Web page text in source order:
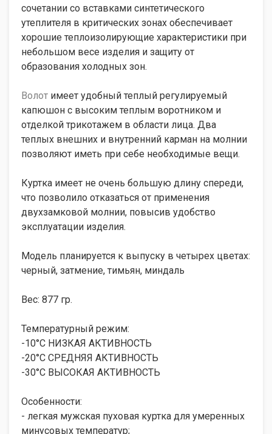
сочетании со вставками синтетического
утеплителя в критических зонах обеспечивает
хорошие теплоизолирующие характеристики при
небольшом весе изделия и защиту от
образования холодных зон.
Волот имеет удобный теплый регулируемый
капюшон с высоким теплым воротником и
отделкой трикотажем в области лица. Два
теплых внешних и внутренний карман на молнии
позволяют иметь при себе необходимые вещи.
Куртка имеет не очень большую длину спереди,
что позволило отказаться от применения
двухзамковой молнии, повысив удобство
эксплуатации изделия.
Модель планируется к выпуску в четырех цветах:
черный, затмение, тимьян, миндаль
Вес: 877 гр.
Температурный режим:
-10°С НИЗКАЯ АКТИВНОСТЬ
-20°С СРЕДНЯЯ АКТИВНОСТЬ
-30°С ВЫСОКАЯ АКТИВНОСТЬ
Особенности:
- легкая мужская пуховая куртка для умеренных
минусовых температур;